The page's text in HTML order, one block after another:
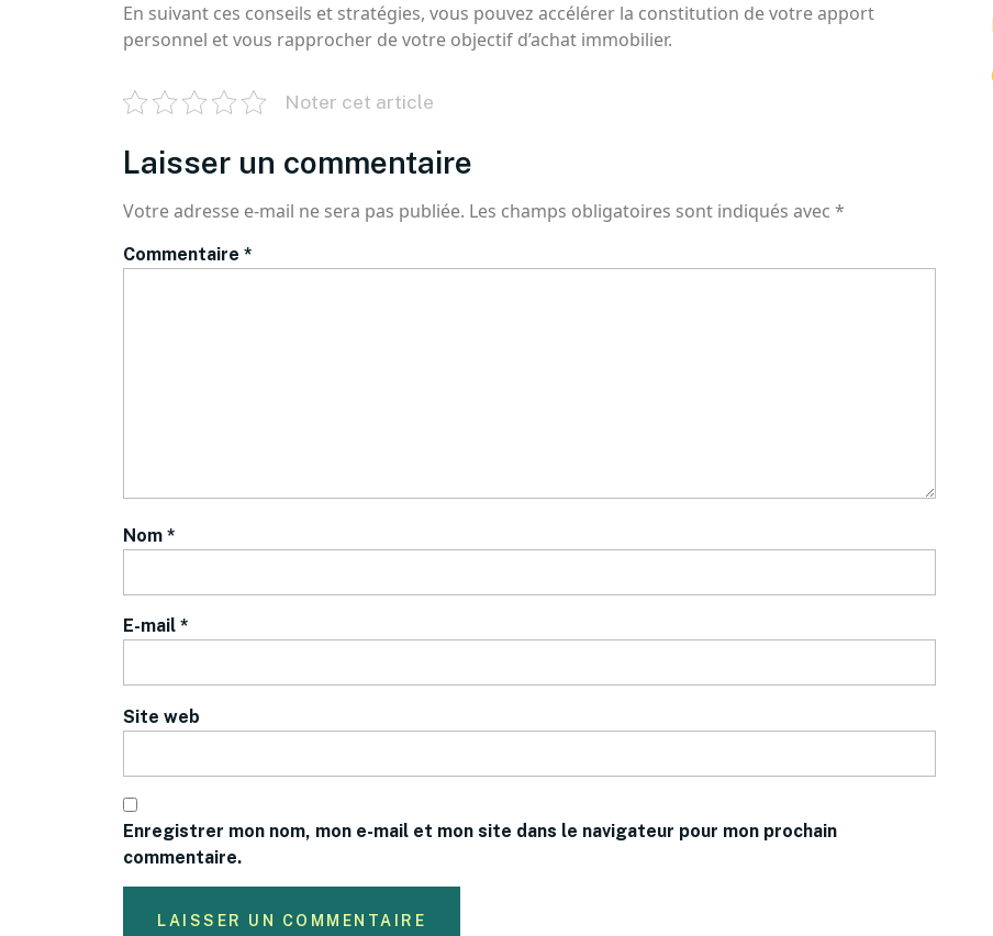
En suivant ces conseils et stratégies, vous pouvez accélérer la constitution de votre apport
personnel et vous rapprocher de votre objectif d’achat immobilier.
Noter cet article
Laisser un commentaire
Votre adresse e-mail ne sera pas publiée. Les champs obligatoires sont indiqués avec *
Commentaire *
Nom *
E-mail *
Site web
Enregistrer mon nom, mon e-mail et mon site dans le navigateur pour mon prochain
commentaire.